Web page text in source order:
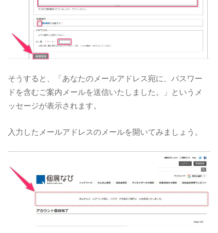
そうすると、「あなたのメールアドレス宛に、パスワー
ドを含むご案内メールを送信いたしました。」というメ
ッセージが表示されます。
入力したメールアドレスのメールを開いてみましょう。